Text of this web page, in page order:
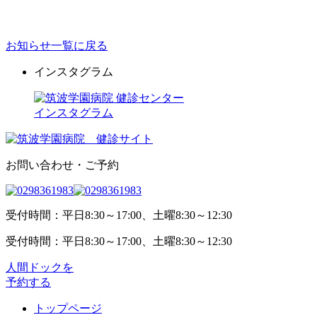
お知らせ一覧に戻る
インスタグラム
お問い合わせ・ご予約
受付時間：平日8:30～17:00、土曜8:30～12:30
受付時間：平日8:30～17:00、土曜8:30～12:30
人間ドックを
予約する
トップページ